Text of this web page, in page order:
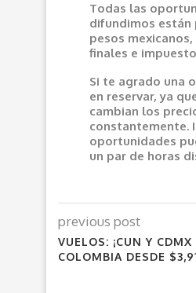
Todas las
difundimos están
pesos
finales e
Si te agrado una
en reservar, ya
cambian los
constantemente.
oportunidades
un par de horas
previous post
VUELOS: ¡CUN Y
COLOMBIA DESDE